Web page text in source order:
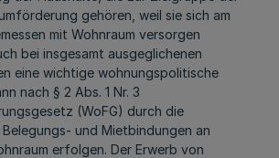
gehören, weil sie sich am
mit Wohnraum versorgen
bei insgesamt ausgeglichenen
eine wichtige wohnungspolitische
nach § 2 Abs. 1 Nr. 3
(WoFG) durch die
und Mietbindungen an
erfolgen. Der Erwerb von